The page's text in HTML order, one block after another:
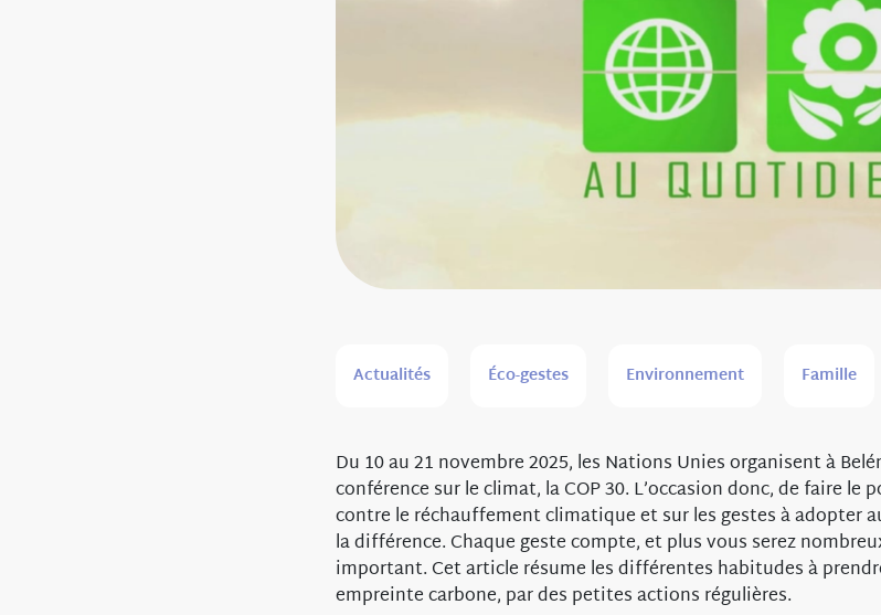
Actualités Éco-gestes Environnement Famille
Du 10 au 21 novembre 2025, les Nations Unies organisent à
conférence sur le climat, la COP 30. L’occasion donc, de faire le
contre le réchauffement climatique et sur les gestes à adopter
la différence. Chaque geste compte, et plus vous serez
important. Cet article résume les différentes habitudes à
empreinte carbone, par des petites actions régulières.